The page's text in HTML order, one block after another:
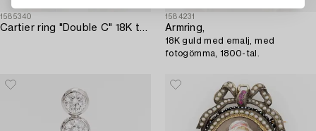
1585340
Cartier ring "Double C" 18K trefärgat guld med runda briljantslipade diamanter.
1584231
Armring,
18K guld med emalj, med
fotogömma, 1800-tal.